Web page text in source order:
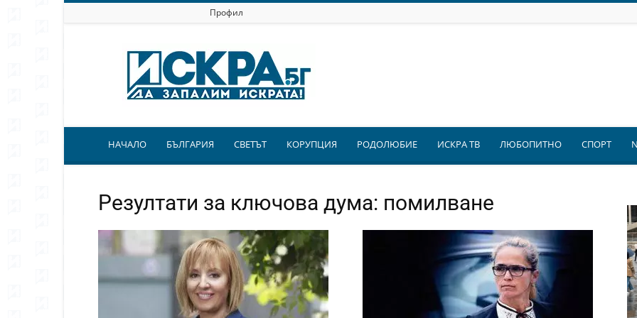
Профил
Искра.бг
НАЧАЛО БЪЛГАРИЯ СВЕТЪТ КОРУПЦИЯ РОДОЛЮБИЕ ИСКРА ТВ ЛЮБОПИТНО СПОРТ
Резултати за ключова дума: помилване